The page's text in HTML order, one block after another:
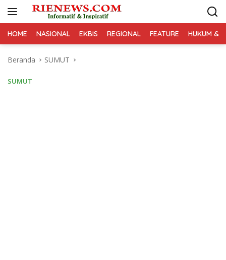
HOME NASIONAL EKBIS REGIONAL FEATURE HUKUM &
Beranda SUMUT
SUMUT